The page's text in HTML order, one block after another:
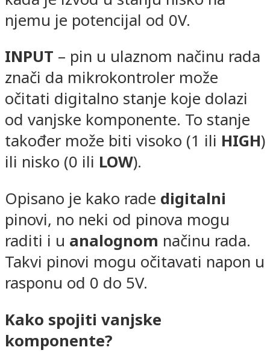
njemu je potencijal od 0V.
INPUT – pin u ulaznom načinu rada
znači da mikrokontroler može
očitati digitalno stanje koje dolazi
od vanjske komponente. To stanje
također može biti visoko (1 ili HIGH)
ili nisko (0 ili LOW).
Opisano je kako rade digitalni
pinovi, no neki od pinova mogu
raditi i u analognom načinu rada.
Takvi pinovi mogu očitavati napon u
rasponu od 0 do 5V.
Kako spojiti vanjske
komponente?